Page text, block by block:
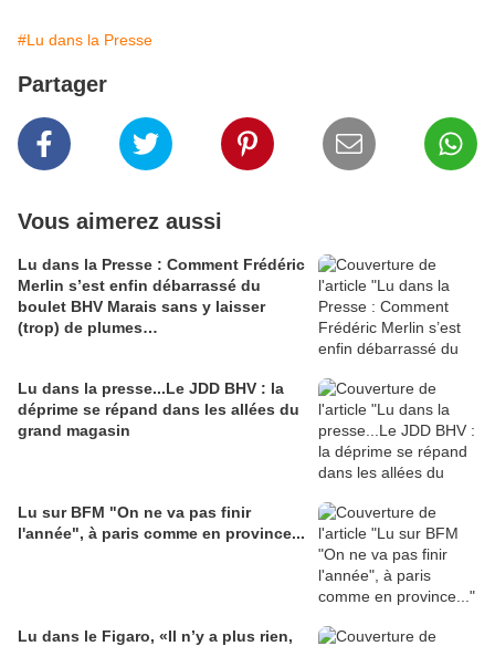
#Lu dans la Presse
Partager
Vous aimerez aussi
Lu dans la Presse : Comment Frédéric
Merlin s’est enfin débarrassé du
boulet BHV Marais sans y laisser
(trop) de plumes…
Lu dans la presse...Le JDD BHV : la
déprime se répand dans les allées du
grand magasin
Lu sur BFM "On ne va pas finir
l'année", à paris comme en province...
Lu dans le Figaro, «Il n’y a plus rien,